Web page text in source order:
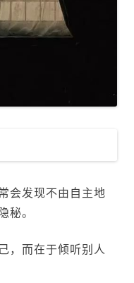
会发现不由自主地
秘。
，而在于倾听别人